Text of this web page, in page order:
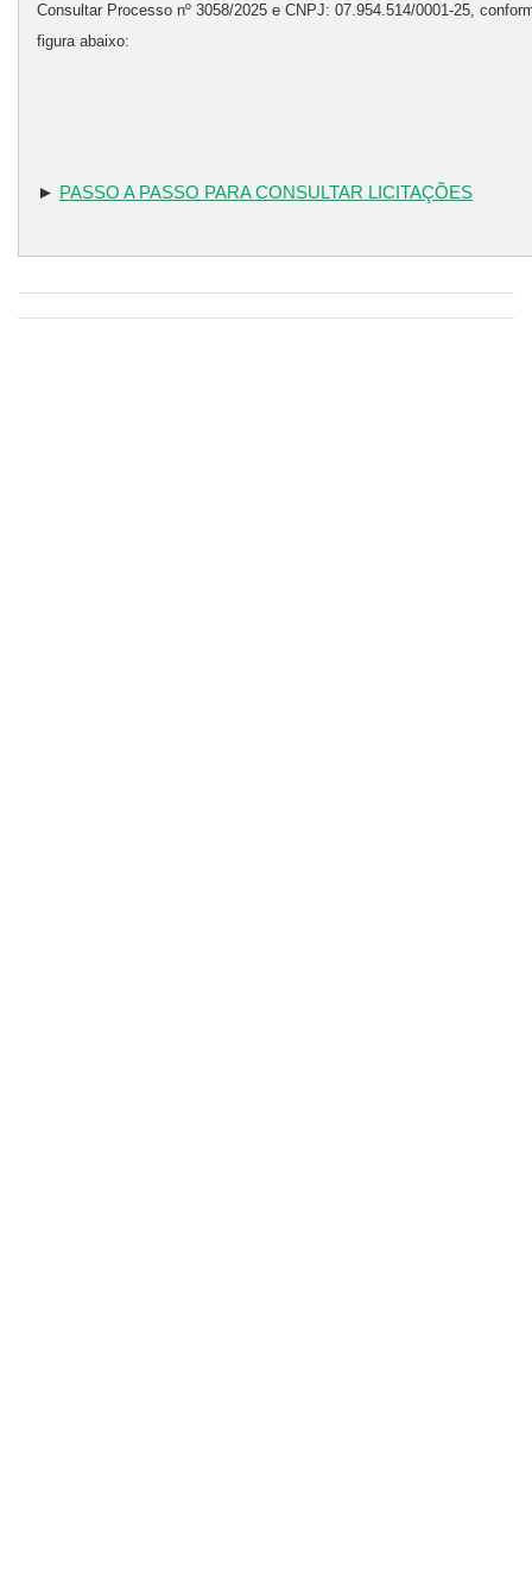
Consultar Processo nº 3058/2025 e CNPJ: 07.954.514/0001-25,
figura abaixo:
► PASSO A PASSO PARA CONSULTAR LICITAÇÕES